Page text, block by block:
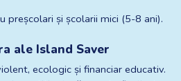
preșcolari și școlarii mici (5-8 ani).
ale Island Saver
ecologic și financiar educativ.